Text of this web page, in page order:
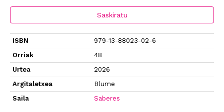
Saskiratu
ISBN
979-13-88023-02-6
Orriak
48
Urtea
2026
Argitaletxea
Blume
Saila
Saberes